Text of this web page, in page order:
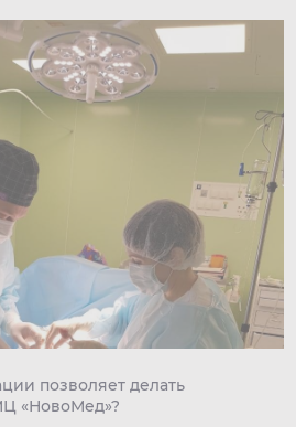
позволяет делать
«НовоМед»?